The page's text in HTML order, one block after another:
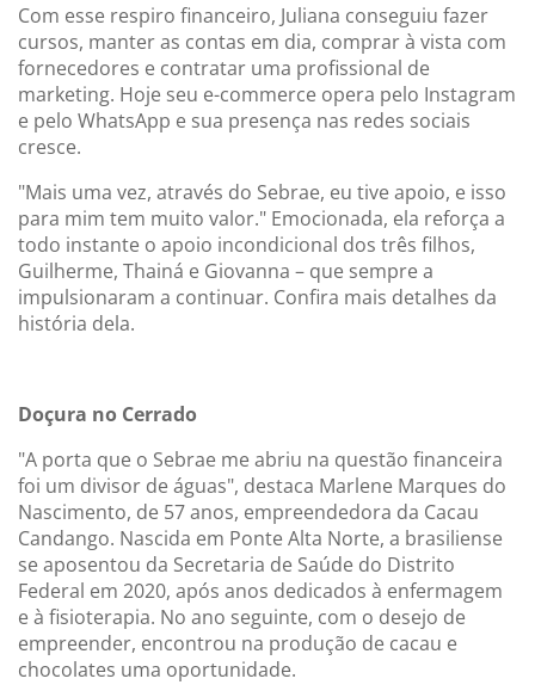
Com esse respiro financeiro, Juliana conseguiu fazer
cursos, manter as contas em dia, comprar à vista com
fornecedores e contratar uma profissional de
marketing. Hoje seu e-commerce opera pelo Instagram
e pelo WhatsApp e sua presença nas redes sociais
cresce.
"Mais uma vez, através do Sebrae, eu tive apoio, e isso
para mim tem muito valor." Emocionada, ela reforça a
todo instante o apoio incondicional dos três filhos,
Guilherme, Thainá e Giovanna – que sempre a
impulsionaram a continuar. Confira mais detalhes da
história dela.
Doçura no Cerrado
"A porta que o Sebrae me abriu na questão financeira
foi um divisor de águas", destaca Marlene Marques do
Nascimento, de 57 anos, empreendedora da Cacau
Candango. Nascida em Ponte Alta Norte, a brasiliense
se aposentou da Secretaria de Saúde do Distrito
Federal em 2020, após anos dedicados à enfermagem
e à fisioterapia. No ano seguinte, com o desejo de
empreender, encontrou na produção de cacau e
chocolates uma oportunidade.